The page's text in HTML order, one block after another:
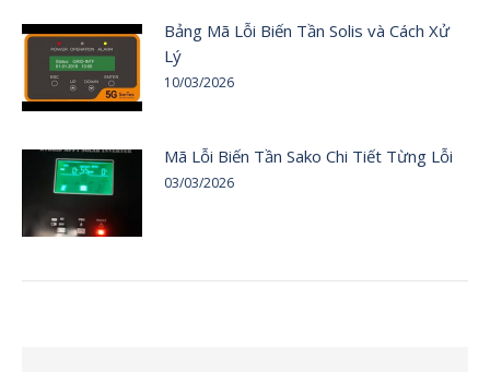
Bảng Mã Lỗi Biến Tần Solis và Cách Xử
Lý
10/03/2026
Mã Lỗi Biến Tần Sako Chi Tiết Từng Lỗi
03/03/2026